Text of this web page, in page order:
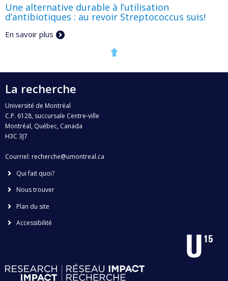
Une alternative durable à l’utilisation
d’antibiotiques : au revoir Streptococcus suis!
En savoir plus
La recherche
Université de Montréal
C.P. 6128, succursale Centre-ville
Montréal, Québec, Canada
H3C 3J7
Courriel: recherche@umontreal.ca
Qui fait quoi?
Nous trouver
Plan du site
Accessibilité